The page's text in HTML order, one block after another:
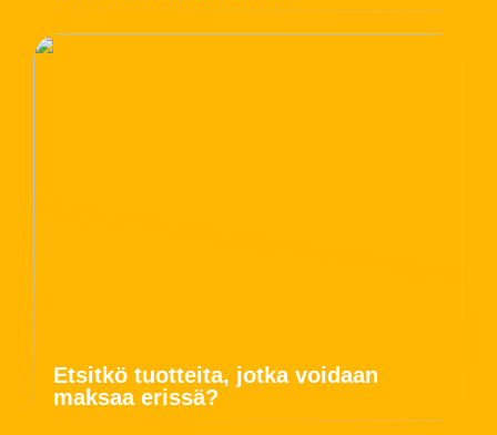
Etsitkö tuotteita, jotka voidaan
maksaa erissä?